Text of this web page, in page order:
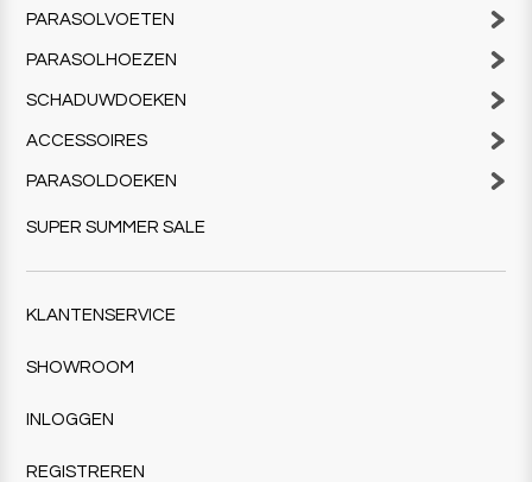
PARASOLVOETEN
PARASOLHOEZEN
SCHADUWDOEKEN
ACCESSOIRES
PARASOLDOEKEN
SUPER SUMMER SALE
KLANTENSERVICE
SHOWROOM
INLOGGEN
REGISTREREN